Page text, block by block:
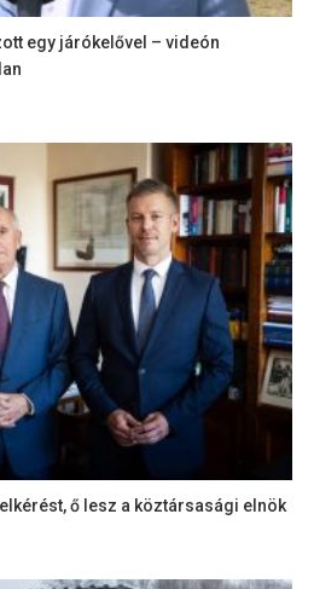
egy járókelővel – videón
ő lesz a köztársasági elnök